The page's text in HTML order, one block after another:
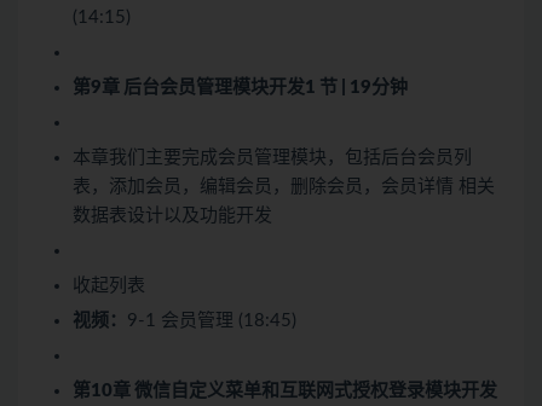
(14:15)
第9章 后台会员管理模块开发1 节 | 19分钟
本章我们主要完成会员管理模块，包括后台会员列
表，添加会员，编辑会员，删除会员，会员详情 相关
数据表设计以及功能开发
收起列表
视频： 9-1 会员管理 (18:45)
第10章 微信自定义菜单和互联网式授权登录模块开发